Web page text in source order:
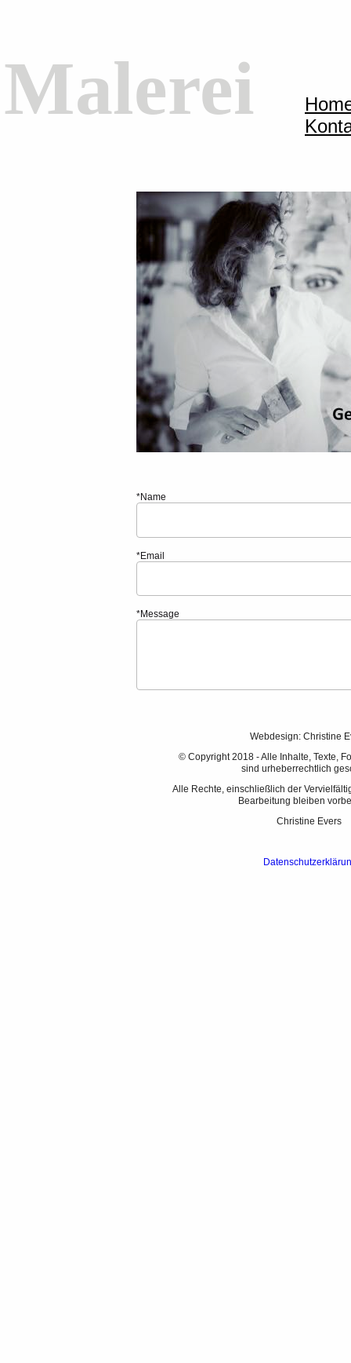
Malerei
*Name
*Email
*Message
Webdesign: Christine
© Copyright 2018 - Alle Inhalte, Texte,
sind urheberrechtlich
Alle Rechte, einschließlich der
Bearbeitung bleiben
Christine Evers